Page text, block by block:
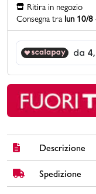
contatti
pcard
Gift card
Ritira in negozio
Consegna tra lun 10/
Descrizione
Borsa a tracolla da
nude in similpelle,
Spedizione